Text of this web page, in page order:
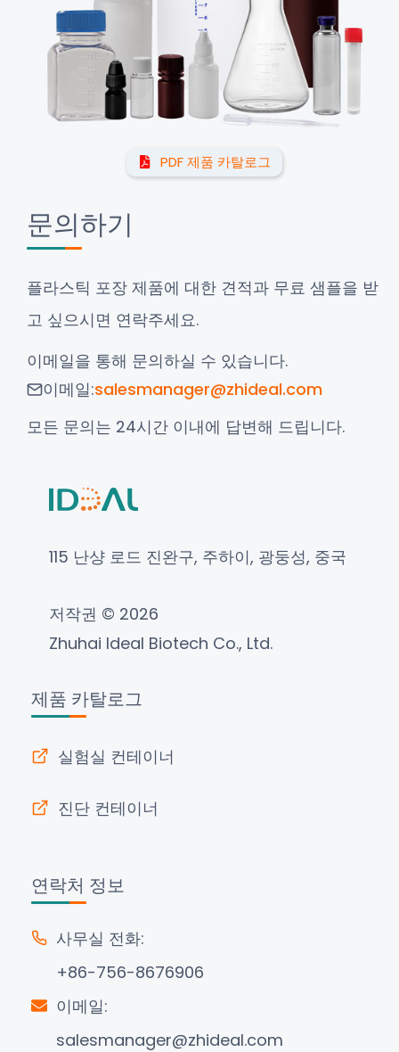
PDF 제품 카탈로그
문의하기
플라스틱 포장 제품에 대한 견적과 무료 샘플을 받
고 싶으시면 연락주세요.
이메일을 통해 문의하실 수 있습니다.
이메일:salesmanager@zhideal.com
모든 문의는 24시간 이내에 답변해 드립니다.
115 난샹 로드 진완구, 주하이, 광둥성, 중국
저작권 © 2026
Zhuhai Ideal Biotech Co., Ltd.
제품 카탈로그
실험실 컨테이너
진단 컨테이너
연락처 정보
사무실 전화:
+86-756-8676906
이메일:
salesmanager@zhideal.com